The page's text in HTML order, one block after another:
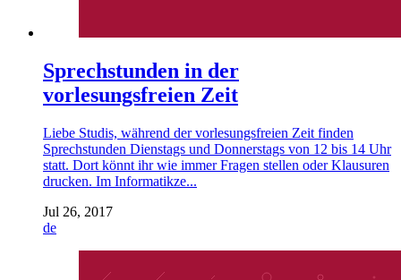
Sprechstunden in der
vorlesungsfreien Zeit
Liebe Studis, während der vorlesungsfreien Zeit finden
Sprechstunden Dienstags und Donnerstags von 12 bis 14 Uhr
statt. Dort könnt ihr wie immer Fragen stellen oder Klausuren
drucken. Im Informatikze...
Jul 26, 2017
de